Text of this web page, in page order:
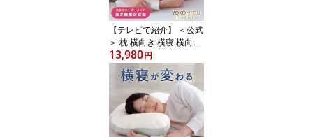
【テレビで紹介】 ＜公式
＞ 枕 横向き 横寝 横向き
寝 仰向け寝 横向き寝用
枕 まくら YOKONEGU P
remium 母の日 いびき 横
向き専用 横向きで寝る
肩こり 首こり 横向き寝
専用枕 横寝 ストレート
ネック 高さ調節 抱き枕
13,980 円